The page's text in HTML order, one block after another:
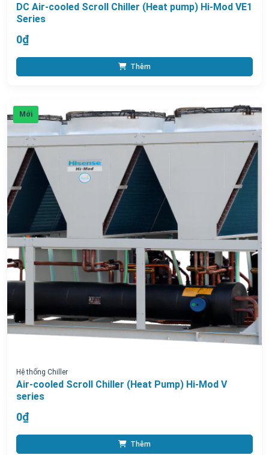
DC Air-cooled Scroll Chiller (Heat pump) Hi-Mod VE1
Series
0₫
Thêm
Mới
Hệ thống Chiller
Air-cooled Scroll Chiller (Heat Pump) Hi-Mod V
series
0₫
Thêm